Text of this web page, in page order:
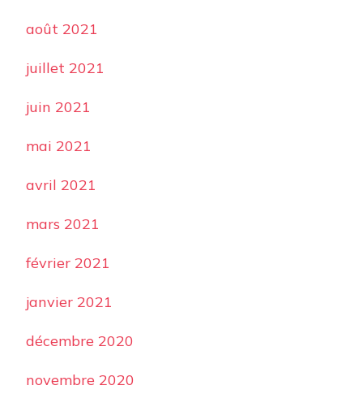
août 2021
juillet 2021
juin 2021
mai 2021
avril 2021
mars 2021
février 2021
janvier 2021
décembre 2020
novembre 2020